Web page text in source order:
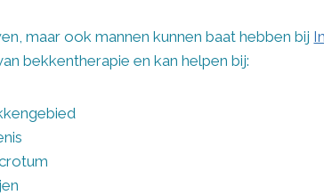
maar ook mannen kunnen baat hebben bij
bekkentherapie en kan helpen bij: